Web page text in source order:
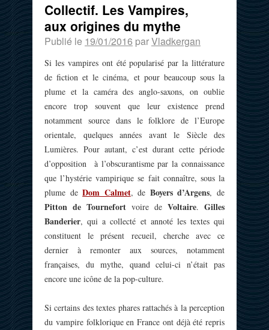
Collectif. Les Vampires,
aux origines du mythe
Publié le 19/01/2016 parVladkergan
Si les vampires ont été popularisé par la littérature
de fiction et le cinéma, et pour beaucoup sous la
plume et la caméra des anglo-saxons, on oublie
encore trop souvent que leur existence prend
notamment source dans le folklore de l’Europe
orientale, quelques années avant le Siècle des
Lumières. Pour autant, c’est durant cette période
d’opposition à l’obscurantisme par la connaissance
que l’hystérie vampirique se fait connaître, sous la
plume deDom Calmet, de Boyers d’Argens, de
Pitton de Tournefort voire de Voltaire. Gilles
Banderier, qui a collecté et annoté les textes qui
constituent le présent recueil, cherche avec ce
dernier à remonter aux sources, notamment
françaises, du mythe, quand celui-ci n’était pas
encore une icône de la pop-culture.
Si certains des textes phares rattachés à la perception
du vampire folklorique en France ont déjà été repris